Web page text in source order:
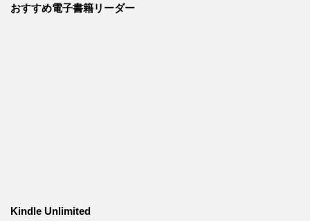
おすすめ電子書籍リーダー
Kindle Unlimited